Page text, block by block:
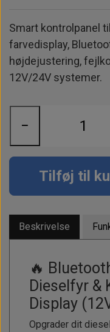
Smart kontrolpanel
farvedisplay,
højdejustering,
12V/24V systemer.
−
Tilføj til
Beskrivelse
🔥
Dieselfyr &
Display
Opgrader dit